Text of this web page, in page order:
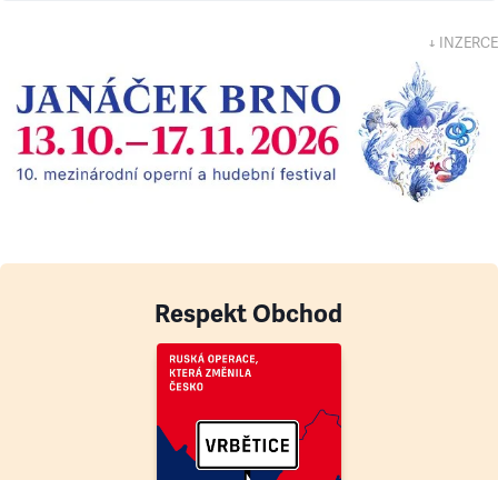
↓ INZERCE
Respekt Obchod